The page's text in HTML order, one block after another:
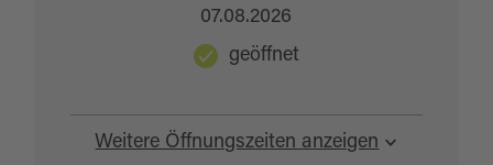
Weitere Öffnungszeiten anzeigen
07.08.2026
geöffnet